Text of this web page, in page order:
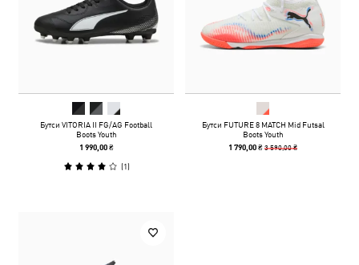
Бутси VITORIA II FG/AG Football
Boots Youth
1 990,00 ₴
(1)
Бутси FUTURE 8 MATCH Mid Futsal
Boots Youth
1 790,00 ₴3 590,00 ₴